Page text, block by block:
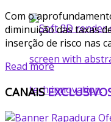
Com o
diminuição das taxas
inserção de risco nas
Read more
CANAIS